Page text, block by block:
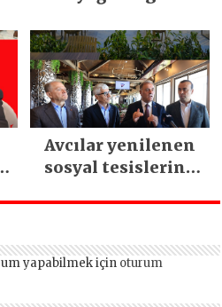
Avcılar yenilenen
sosyal tesislerine
yapabilmek için oturum